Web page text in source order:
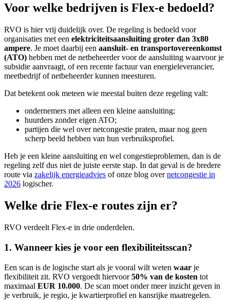
Voor welke bedrijven is Flex-e bedoeld?
RVO is hier vrij duidelijk over. De regeling is bedoeld voor
organisaties met een elektriciteitsaansluiting groter dan 3x80
ampere. Je moet daarbij een aansluit- en transportovereenkomst
(ATO) hebben met de netbeheerder voor de aansluiting waarvoor je
subsidie aanvraagt, of een recente factuur van energieleverancier,
meetbedrijf of netbeheerder kunnen meesturen.
Dat betekent ook meteen wie meestal buiten deze regeling valt:
ondernemers met alleen een kleine aansluiting;
huurders zonder eigen ATO;
partijen die wel over netcongestie praten, maar nog geen
scherp beeld hebben van hun verbruiksprofiel.
Heb je een kleine aansluiting en wel congestieproblemen, dan is de
regeling zelf dus niet de juiste eerste stap. In dat geval is de bredere
route via zakelijk energieadvies of onze blog overnetcongestie in
2026 logischer.
Welke drie Flex-e routes zijn er?
RVO verdeelt Flex-e in drie onderdelen.
1. Wanneer kies je voor een flexibiliteitsscan?
Een scan is de logische start als je vooral wilt weten waar je
flexibiliteit zit. RVO vergoedt hiervoor50% van de kosten tot
maximaal EUR 10.000. De scan moet onder meer inzicht geven in
je verbruik, je regio, je kwartierprofiel en kansrijke maatregelen.